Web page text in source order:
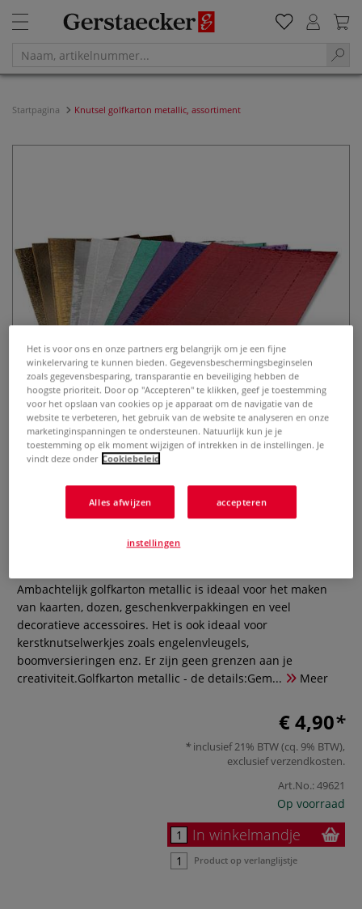
Startpagina Knutsel golfkarton metallic, assortiment
Knutsel golfkarton metallic,
assortiment
Ambachtelijk golfkarton metallic is ideaal voor het maken
van kaarten, dozen, geschenkverpakkingen en veel
decoratieve accessoires. Het is ook ideaal voor
kerstknutselwerkjes zoals engelenvleugels,
boomversieringen enz. Er zijn geen grenzen aan je
creativiteit.Golfkarton metallic - de details:Gem...
Meer
€ 4,90
inclusief 21% BTW (cq. 9% BTW),
exclusiefverzendkosten.
Art.No.:49621
Op voorraad
In winkelmandje
Product op verlanglijstje
Het is voor ons en onze partners erg belangrijk om je een fijne
winkelervaring te kunnen bieden. Gegevensbeschermingsbeginselen
zoals gegevensbesparing, transparantie en beveiliging hebben de
hoogste prioriteit. Door op "Accepteren" te klikken, geef je toestemming
voor het opslaan van cookies op je apparaat om de navigatie van de
website te verbeteren, het gebruik van de website te analyseren en onze
marketinginspanningen te ondersteunen. Natuurlijk kun je je
toestemming op elk moment wijzigen of intrekken in de instellingen. Je
vindt deze onder Cookiebeleid
Alles afwijzen accepteren
instellingen